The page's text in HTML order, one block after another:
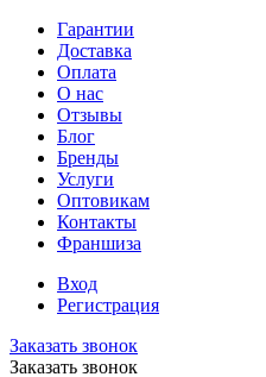
Гарантии
Доставка
Оплата
О нас
Отзывы
Блог
Бренды
Услуги
Оптовикам
Контакты
Франшиза
Вход
Регистрация
Заказать звонок
Заказать звонок